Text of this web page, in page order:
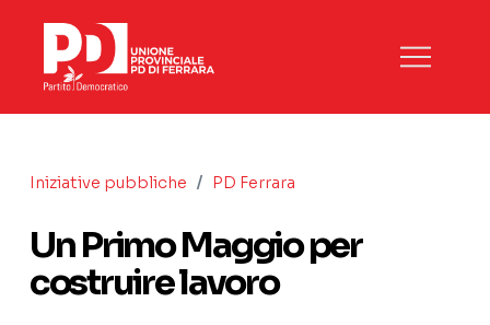
Iniziative pubbliche / PD Ferrara
Un Primo Maggio per
costruire lavoro